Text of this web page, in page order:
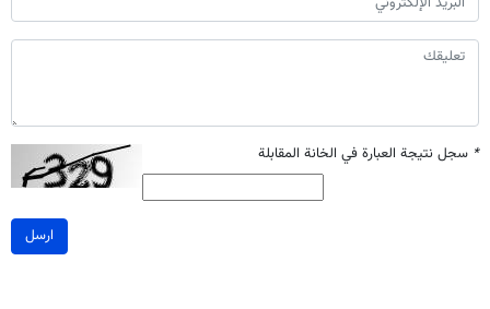
* سجل نتيجة العبارة في الخانة المقابلة
ارسل